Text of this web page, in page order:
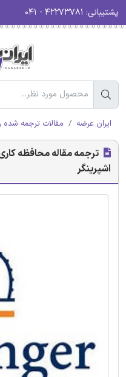
پشتیبانی:
ایران عرضه مقالات ترجمه شده
ترجمه مقاله محافظه
اشپرینگر